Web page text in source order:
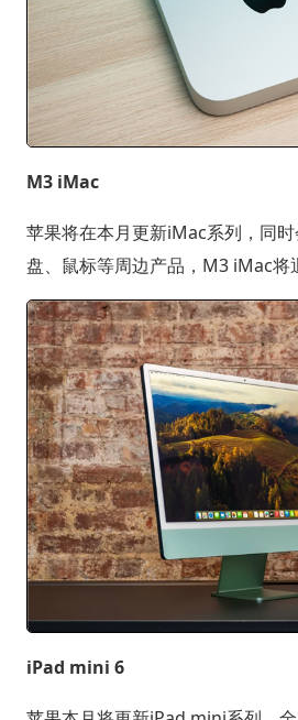
M3 iMac
苹果将在本月更新iMac系列，同
盘、鼠标等周边产品，M3 iMac将
iPad mini 6